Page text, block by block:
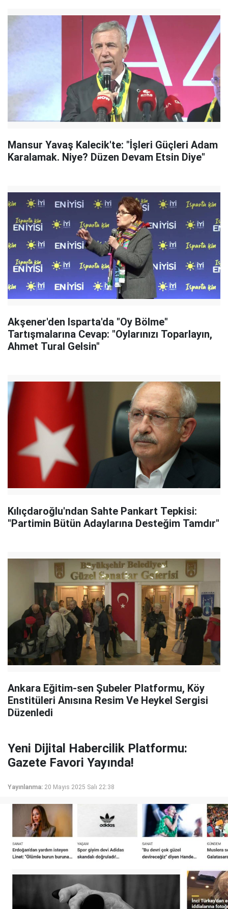
Mansur Yavaş Kalecik'te: "İşleri Güçleri Adam
Karalamak. Niye? Düzen Devam Etsin Diye"
Akşener'den Isparta'da "Oy Bölme"
Tartışmalarına Cevap: "Oylarınızı Toparlayın,
Ahmet Tural Gelsin"
Kılıçdaroğlu'ndan Sahte Pankart Tepkisi:
"Partimin Bütün Adaylarına Desteğim Tamdır"
Ankara Eğitim-sen Şubeler Platformu, Köy
Enstitüleri Anısına Resim Ve Heykel Sergisi
Düzenledi
Yeni Dijital Habercilik Platformu:
Gazete Favori Yayında!
Yayınlanma: 20 Mayıs 2025 Salı 22:38